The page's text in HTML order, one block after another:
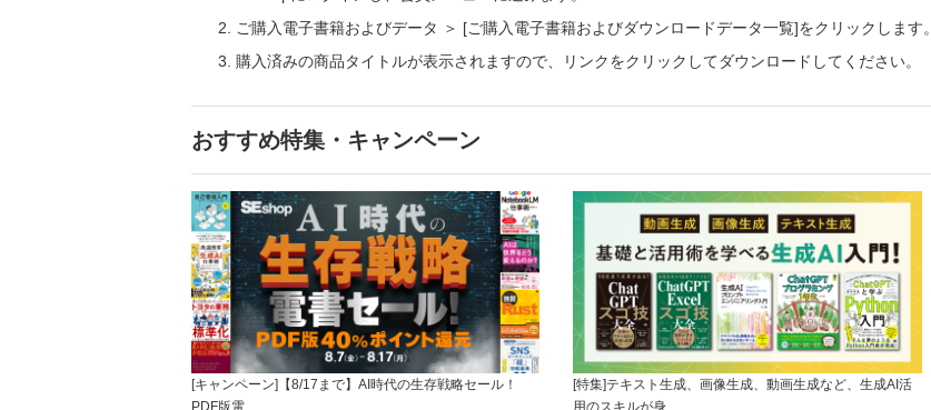
ご購入電子書籍およびデータ ＞ [ご購入電子書籍およびダウンロードデータ一覧]をクリックします。
購入済みの商品タイトルが表示されますので、リンクをクリックしてダウンロードしてください。
おすすめ特集・キャンペーン
[キャンペーン]【8/17まで】AI時代の生存戦略セール！
[特集]テキスト生成、画像生成、動画生成など、生成AI活